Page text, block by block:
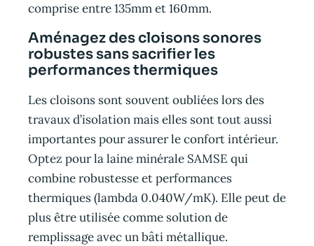
comprise entre 135mm et 160mm.
Aménagez des cloisons sonores
robustes sans sacrifier les
performances thermiques
Les cloisons sont souvent oubliées lors des
travaux d’isolation mais elles sont tout aussi
importantes pour assurer le confort intérieur.
Optez pour la laine minérale SAMSE qui
combine robustesse et performances
thermiques (lambda 0.040W/mK). Elle peut de
plus être utilisée comme solution de
remplissage avec un bâti métallique.